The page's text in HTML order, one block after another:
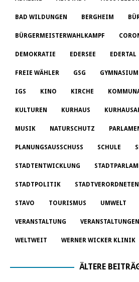
BAD WILDUNGEN BERGHEIM
BÜRGERMEISTERWAHLKAMPF
DEMOKRATIE EDERSEE EDERTAL
FREIE WÄHLER GSG GYMNASIUM
IGS KINO KIRCHE
KULTUREN KURHAUS
MUSIK NATURSCHUTZ
PLANUNGSAUSSCHUSS SCHULE
STADTENTWICKLUNG
STADTPOLITIK
STAVO TOURISMUS UMWELT
VERANSTALTUNG VERANSTALTUNGEN
WELTWEIT WERNER WICKER KLINIK
ÄLTERE